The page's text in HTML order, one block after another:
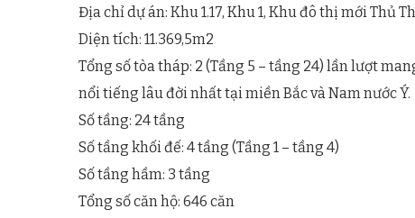
Địa chỉ dự án: Khu 1.17, Khu 1, Khu đô thị mới Thủ
Diện tích: 11.369,5m2
Tổng số tòa tháp: 2 (Tầng 5 – tầng 24) lần lượt
nổi tiếng lâu đời nhất tại miền Bắc và Nam nước Ý.
Số tầng: 24 tầng
Số tầng khối đế: 4 tầng (Tầng 1 – tầng 4)
Số tầng hầm: 3 tầng
Tổng số căn hộ: 646 căn